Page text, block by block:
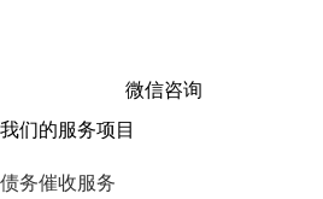
微信咨询
我们的服务项目
债务催收服务